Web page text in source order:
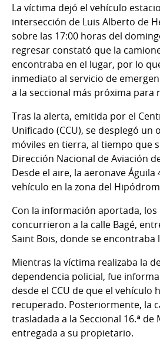
La víctima dejó el vehículo
intersección de Luis Alberto de
sobre las 17:00 horas del
regresar constató que la
encontraba en el lugar, por lo
inmediato al servicio de
a la seccional más próxima para
Tras la alerta, emitida por el
Unificado (CCU), se desplegó un
móviles en tierra, al tiempo que
Dirección Nacional de Aviación
Desde el aire, la aeronave
vehículo en la zona del
Con la información aportada,
concurrieron a la calle Bagé,
Saint Bois, donde se encontraba
Mientras la víctima realizaba la
dependencia policial, fue
desde el CCU de que el vehículo
recuperado. Posteriormente, la
trasladada a la Seccional 16.ª de
entregada a su propietario.